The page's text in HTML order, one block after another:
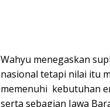
Wahyu menegaskan
nasional tetapi nilai itu
memenuhi kebutuhan
serta sebagian Jawa